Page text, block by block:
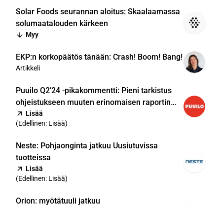
Solar Foods seurannan aloitus: Skaalaamassa
solumaatalouden kärkeen
Myy
EKP:n korkopäätös tänään: Crash! Boom! Bang!
Artikkeli
Puuilo Q2’24 -pikakommentti: Pieni tarkistus
ohjeistukseen muuten erinomaisen raportin
tahrana
Lisää
(Edellinen: Lisää)
Neste: Pohjaonginta jatkuu Uusiutuvissa
tuotteissa
Lisää
(Edellinen: Lisää)
Orion: myötätuuli jatkuu